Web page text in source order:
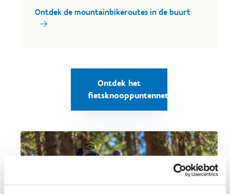
Ontdek de mountainbikeroutes in de buurt
Ontdek het
fietsknooppuntennetwerk